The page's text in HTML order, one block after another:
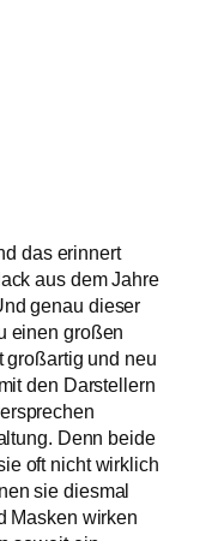
das erinnert
aus dem Jahre
genau dieser
einen großen
großartig und neu
den Darstellern
Denn beide
oft nicht wirklich
sie diesmal
Masken wirken